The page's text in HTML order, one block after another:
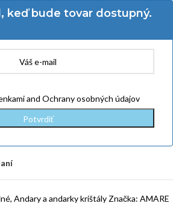
keď bude tovar dostupný.
and Ochrany osobných údajov
, Andary a andarky krištály Značka: AMARE